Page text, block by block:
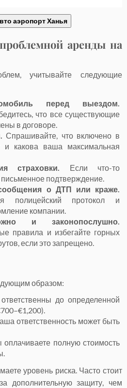
аэропорт Ханья
аренды на
учитывайте следующие
перед выездом.
что все существующие
в договоре.
Спрашивайте, что включено в
и какова ваша максимальная
страховки. Если что-то
письменное подтверждение.
о ДТП или краже.
полицейский протокол и
компании.
и законопослушно.
правила и избегайте горных
если это запрещено.
образом:
до определенной
ответственность может быть
оплачиваете полную стоимость
уровень риска. Часто стоит
дополнительную защиту, чем